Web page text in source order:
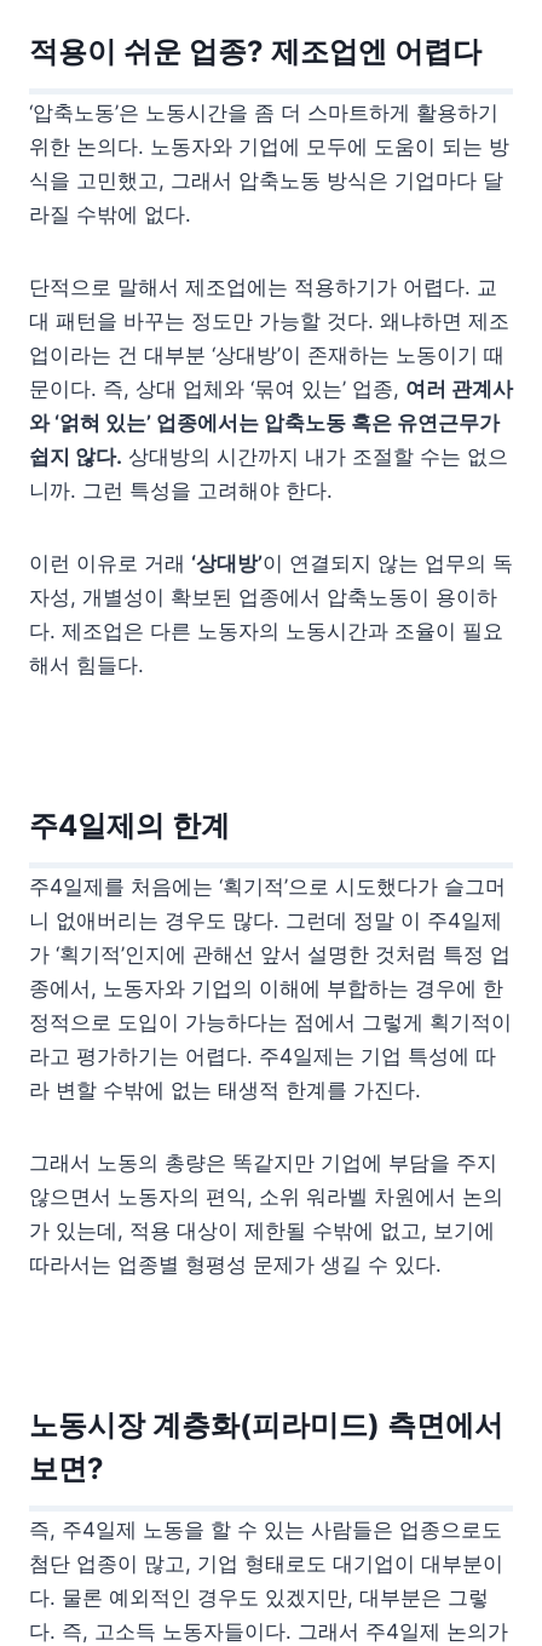
적용이 쉬운 업종? 제조업엔 어렵다
‘압축노동’은 노동시간을 좀 더 스마트하게 활용하기
위한 논의다. 노동자와 기업에 모두에 도움이 되는 방
식을 고민했고, 그래서 압축노동 방식은 기업마다 달
라질 수밖에 없다.
단적으로 말해서 제조업에는 적용하기가 어렵다. 교
대 패턴을 바꾸는 정도만 가능할 것다. 왜냐하면 제조
업이라는 건 대부분 ‘상대방’이 존재하는 노동이기 때
문이다. 즉, 상대 업체와 ‘묶여 있는’ 업종, 여러 관계사
와 ‘얽혀 있는’ 업종에서는 압축노동 혹은 유연근무가
쉽지 않다. 상대방의 시간까지 내가 조절할 수는 없으
니까. 그런 특성을 고려해야 한다.
이런 이유로 거래 ‘상대방’이 연결되지 않는 업무의 독
자성, 개별성이 확보된 업종에서 압축노동이 용이하
다. 제조업은 다른 노동자의 노동시간과 조율이 필요
해서 힘들다.
주4일제의 한계
주4일제를 처음에는 ‘획기적’으로 시도했다가 슬그머
니 없애버리는 경우도 많다. 그런데 정말 이 주4일제
가 ‘획기적’인지에 관해선 앞서 설명한 것처럼 특정 업
종에서, 노동자와 기업의 이해에 부합하는 경우에 한
정적으로 도입이 가능하다는 점에서 그렇게 획기적이
라고 평가하기는 어렵다. 주4일제는 기업 특성에 따
라 변할 수밖에 없는 태생적 한계를 가진다.
그래서 노동의 총량은 똑같지만 기업에 부담을 주지
않으면서 노동자의 편익, 소위 워라벨 차원에서 논의
가 있는데, 적용 대상이 제한될 수밖에 없고, 보기에
따라서는 업종별 형평성 문제가 생길 수 있다.
노동시장 계층화(피라미드) 측면에서
보면?
즉, 주4일제 노동을 할 수 있는 사람들은 업종으로도
첨단 업종이 많고, 기업 형태로도 대기업이 대부분이
다. 물론 예외적인 경우도 있겠지만, 대부분은 그렇
다. 즉, 고소득 노동자들이다. 그래서 주4일제 논의가